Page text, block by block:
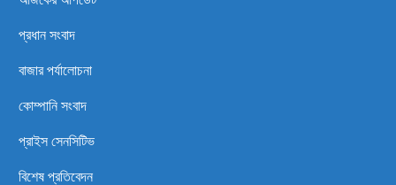
প্রধান সংবাদ
বাজার পর্যালোচনা
কোম্পানি সংবাদ
প্রাইস সেনসিটিভ
বিশেষ প্রতিবেদন